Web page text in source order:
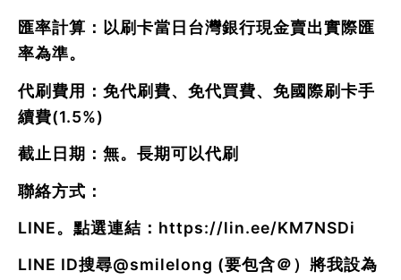
匯率計算：以刷卡當日台灣銀行現金賣出實際匯
率為準。
代刷費用：免代刷費、免代買費、免國際刷卡手
續費(1.5%)
截止日期：無。長期可以代刷
聯絡方式：
LINE。點選連結： https://lin.ee/KM7NSDi
LINE ID搜尋@smilelong (要包含＠）將我設為